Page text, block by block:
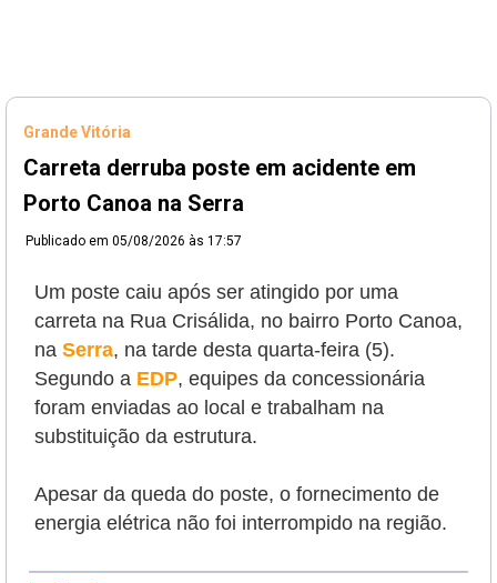
Grande Vitória
Carreta derruba poste em acidente em
Porto Canoa na Serra
Publicado em 05/08/2026 às 17:57
Um poste caiu após ser atingido por uma
carreta na Rua Crisálida, no bairro Porto Canoa,
na Serra, na tarde desta quarta-feira (5).
Segundo a EDP, equipes da concessionária
foram enviadas ao local e trabalham na
substituição da estrutura.
Apesar da queda do poste, o fornecimento de
energia elétrica não foi interrompido na região.